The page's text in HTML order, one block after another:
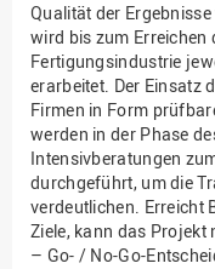
Qualität der
wird bis zum Erreichen
Fertigungsindustrie
erarbeitet. Der Einsatz
Firmen in Form
werden in der Phase
Intensivberatungen
durchgeführt, um die
verdeutlichen. Erreicht
Ziele, kann das
– Go- / No-Go-